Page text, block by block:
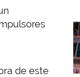
de este